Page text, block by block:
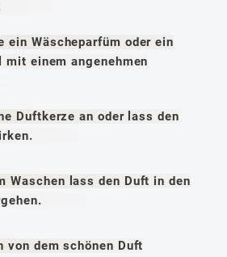
ein Wäscheparfüm oder ein
mit einem angenehmen
Duftkerze an oder lass den
Waschen lass den Duft in den
von dem schönen Duft